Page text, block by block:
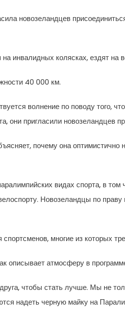
новозеландцев
инвалидных колясках, ездят
40 000 км.
волнение по поводу того,
они пригласили новозеландцев
почему она
видах спорта, в том
Новозеландцы по
многие из которых
описывает атмосферу в
чтобы стать лучше. Мы не
надеть черную майку на